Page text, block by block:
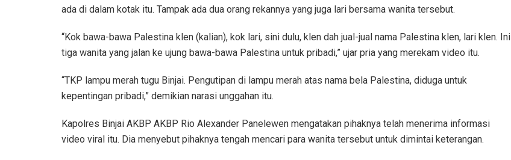
ada di dalam kotak itu. Tampak ada dua orang rekannya yang juga lari bersama wanita tersebut.
“Kok bawa-bawa Palestina klen (kalian), kok lari, sini dulu, klen dah jual-jual nama Palestina klen, lari klen. Ini
tiga wanita yang jalan ke ujung bawa-bawa Palestina untuk pribadi,” ujar pria yang merekam video itu.
“TKP lampu merah tugu Binjai. Pengutipan di lampu merah atas nama bela Palestina, diduga untuk
kepentingan pribadi,” demikian narasi unggahan itu.
Kapolres Binjai AKBP AKBP Rio Alexander Panelewen mengatakan pihaknya telah menerima informasi
video viral itu. Dia menyebut pihaknya tengah mencari para wanita tersebut untuk dimintai keterangan.